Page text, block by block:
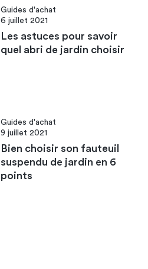
Guides d'achat
6 juillet 2021
Les astuces pour savoir
quel abri de jardin choisir
Guides d'achat
9 juillet 2021
Bien choisir son fauteuil
suspendu de jardin en 6
points